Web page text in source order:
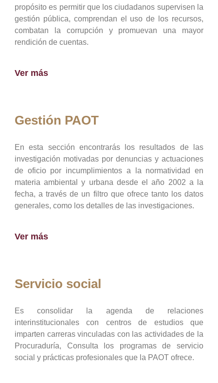
propósito es permitir que los ciudadanos supervisen la
gestión pública, comprendan el uso de los recursos,
combatan la corrupción y promuevan una mayor
rendición de cuentas.
Ver más
Gestión PAOT
En esta sección encontrarás los resultados de las
investigación motivadas por denuncias y actuaciones
de oficio por incumplimientos a la normatividad en
materia ambiental y urbana desde el año 2002 a la
fecha, a través de un filtro que ofrece tanto los datos
generales, como los detalles de las investigaciones.
Ver más
Servicio social
Es consolidar la agenda de relaciones
interinstitucionales con centros de estudios que
imparten carreras vinculadas con las actividades de la
Procuraduría, Consulta los programas de servicio
social y prácticas profesionales que la PAOT ofrece.